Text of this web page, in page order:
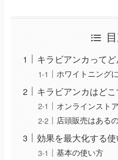
キラビアンカって
ホワイトニング
キラビアンカはど
オンラインスト
店頭販売はある
効果を最大化する使
基本の使い方